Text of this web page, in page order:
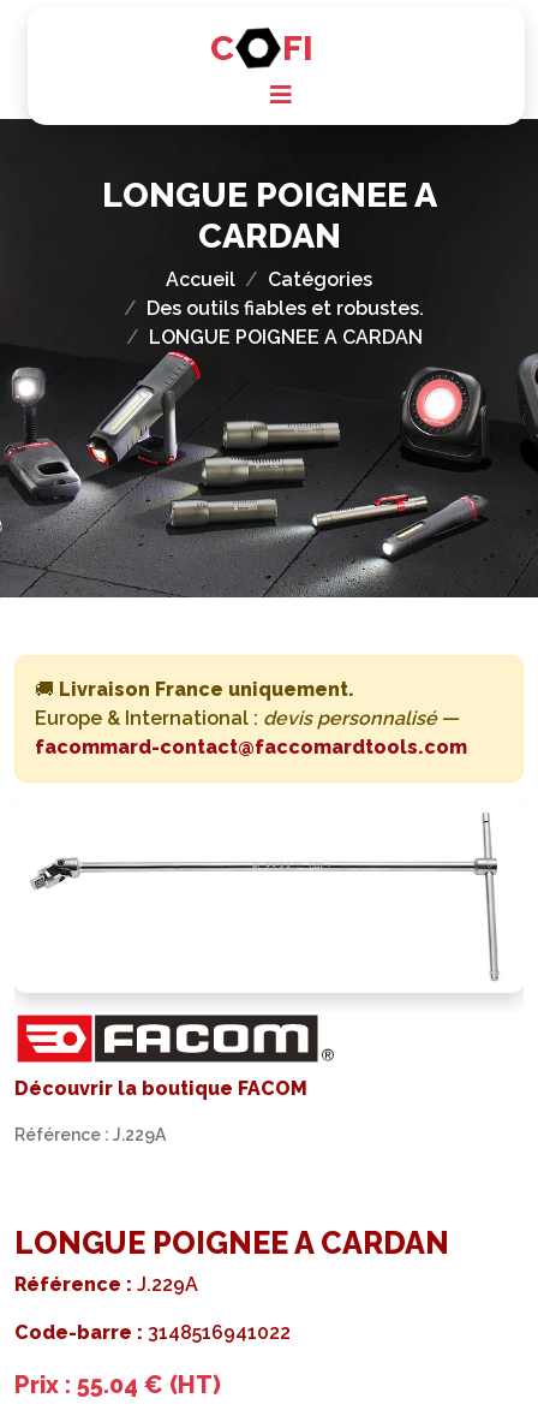
C FI
LONGUE POIGNEE A
CARDAN
Accueil
Catégories
Des outils fiables et robustes.
LONGUE POIGNEE A CARDAN
🚚 Livraison France uniquement.
Europe & International : devis personnalisé—
facommard-contact@faccomardtools.com
Découvrir la boutique FACOM
Référence : J.229A
LONGUE POIGNEE A CARDAN
Référence : J.229A
Code-barre : 3148516941022
Prix : 55.04 € (HT)